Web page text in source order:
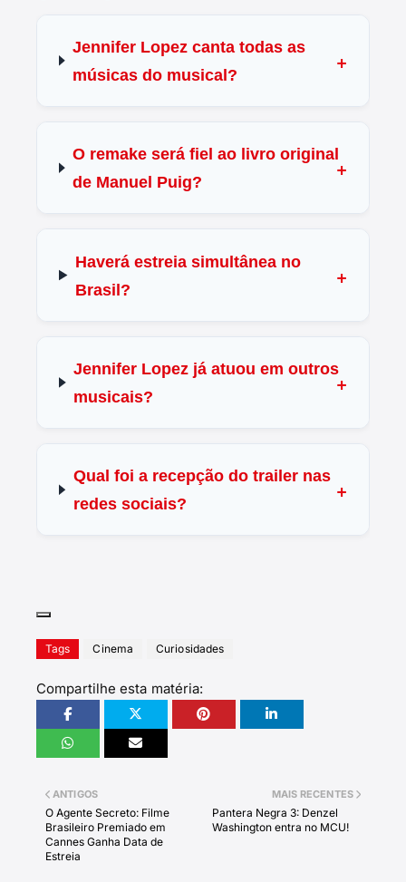
Jennifer Lopez canta todas as
músicas do musical?
O remake será fiel ao livro original
de Manuel Puig?
Haverá estreia simultânea no
Brasil?
Jennifer Lopez já atuou em outros
musicais?
Qual foi a recepção do trailer nas
redes sociais?
Tags Cinema Curiosidades
Compartilhe esta matéria:
MAIS RECENTES
Pantera Negra 3: Denzel
Washington entra no MCU!
ANTIGOS
O Agente Secreto: Filme
Brasileiro Premiado em
Cannes Ganha Data de
Estreia